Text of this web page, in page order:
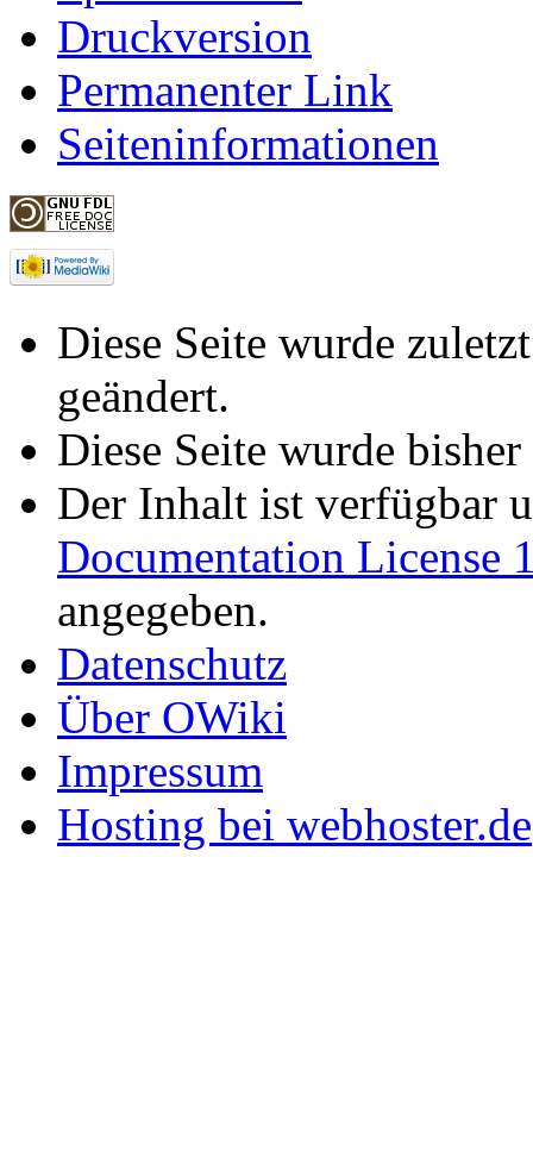
Druckversion
Permanenter Link
Seiteninformationen
Diese Seite wurde
geändert.
Diese Seite wurde
Der Inhalt ist verfügbar
Documentation License
angegeben.
Datenschutz
Über OWiki
Impressum
Hosting bei webhoster.de